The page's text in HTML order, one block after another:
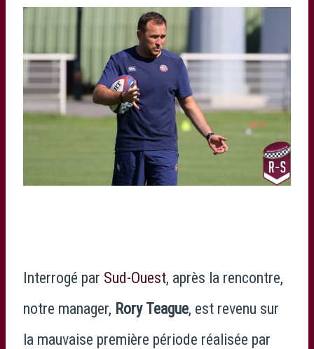
Interrogé par Sud-Ouest, après la rencontre,
notre manager, Rory Teague, est revenu sur
la mauvaise première période réalisée par